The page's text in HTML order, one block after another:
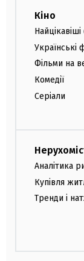
Кіно
Українські
Фільми на
Комедії
Серіали
Аналітика
Купівля
Тренди і